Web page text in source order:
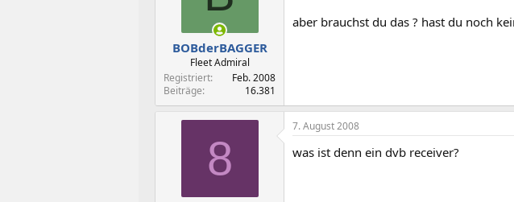
BOBderBAGGER
Fleet Admiral
Registriert
Feb. 2008
Beiträge
16.381
aber brauchst du das ? hast du noch
8
7. August 2008
was ist denn ein dvb receiver?